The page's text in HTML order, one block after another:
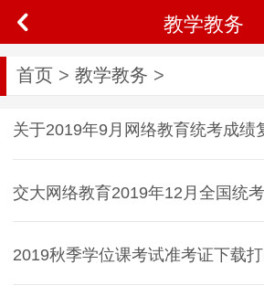
教学教务
首页 >教学教务 >
关于2019年9月网络教育统考成绩
交大网络教育2019年12月全国统
2019秋季学位课考试准考证下载